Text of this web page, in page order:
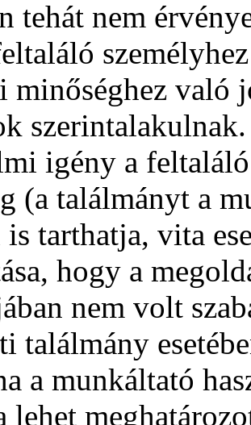
tehát nem
minőséghez való
igény a
(a találmányt a
tarthatja, vita
hogy a
nem volt
találmány
a munkáltató
lehet